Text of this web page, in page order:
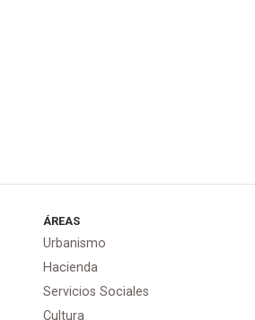
ÁREAS
Urbanismo
Hacienda
Servicios Sociales
Cultura